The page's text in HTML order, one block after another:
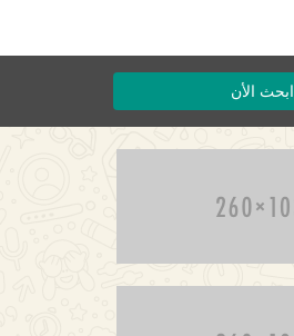
ابحث الأن